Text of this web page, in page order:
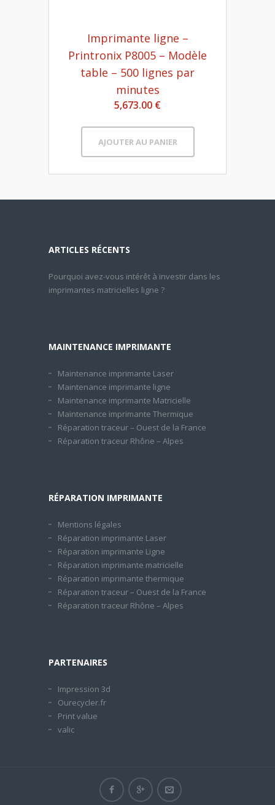
Imprimante ligne –
Printronix P8005 – Modèle
table – 500 lignes par
minutes
5,673.00 €
AJOUTER AU PANIER
ARTICLES RÉCENTS
Pourquoi avez-vous intérêt à investir dans les
imprimantes matricielles ligne ?
MAINTENANCE IMPRIMANTE
Maintenance imprimante Laser
Maintenance imprimante ligne
Maintenance imprimante Matricielle
Maintenance imprimante Thermique
Réparation traceur – Ouest de la France
Réparation traceur Rhône – Alpes
RÉPARATION IMPRIMANTE
Mentions légales
Réparation imprimante Laser
Réparation imprimante Ligne
Réparation imprimante matricielle
Réparation imprimante thermique
Réparation traceur – Ouest de la France
Réparation traceur Rhône – Alpes
PARTENAIRES
Impression 3d
Ourecycler.fr
Print value
valic